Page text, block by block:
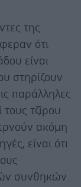
της
ότι
είναι
στηρίζουν
παράλληλες
τζίρου
ακόμη
είναι ότι
συνθηκών